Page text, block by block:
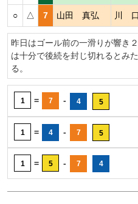
○ △ 7 山田 真弘 川 口
昨日はゴール前の一滑りが響き
は十分で後続を封じ切れるとみ
る。
1 = 7 - 4 5
1 = 4 - 7 5
1 = 5 - 7 4